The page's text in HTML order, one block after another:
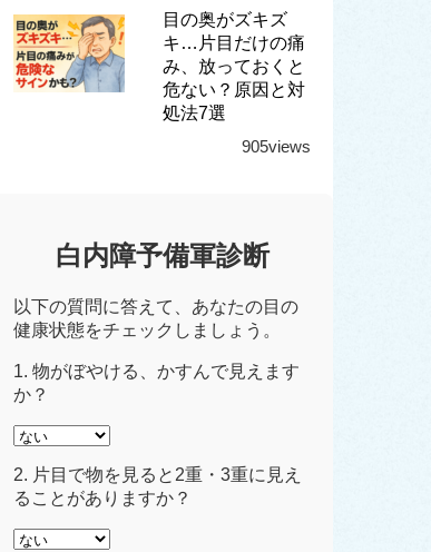
目の奥がズキズ
キ…片目だけの痛
み、放っておくと
危ない？原因と対
処法7選
905views
白内障予備軍診断
以下の質問に答えて、あなたの目の
健康状態をチェックしましょう。
1. 物がぼやける、かすんで見えます
か？
2. 片目で物を見ると2重・3重に見え
ることがありますか？